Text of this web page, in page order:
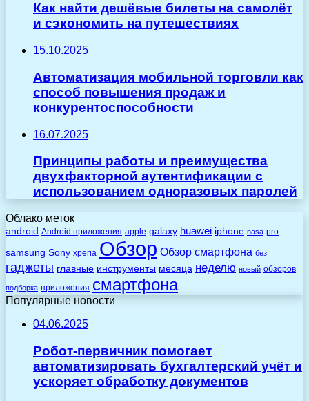
Как найти дешёвые билеты на самолёт
и сэкономить на путешествиях
15.10.2025
Автоматизация мобильной торговли как
способ повышения продаж и
конкурентоспособности
16.07.2025
Принципы работы и преимущества
двухфакторной аутентификации с
использованием одноразовых паролей
Облако меток
android Android приложения apple galaxy huawei iphone nasa pro
samsung Sony xperia Обзор Обзор смартфона без
гаджеты главные инструменты месяца неделю новый обзоров
подборка приложения смартфона
Популярные новости
04.06.2025
Робот-первичник помогает
автоматизировать бухгалтерский учёт и
ускоряет обработку документов